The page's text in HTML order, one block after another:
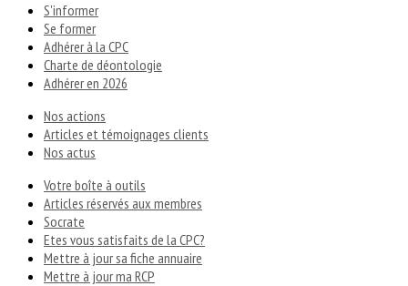
S'informer
Se former
Adhérer à la CPC
Charte de déontologie
Adhérer en 2026
Nos actions
Articles et témoignages clients
Nos actus
Votre boîte à outils
Articles réservés aux membres
Socrate
Etes vous satisfaits de la CPC?
Mettre à jour sa fiche annuaire
Mettre à jour ma RCP